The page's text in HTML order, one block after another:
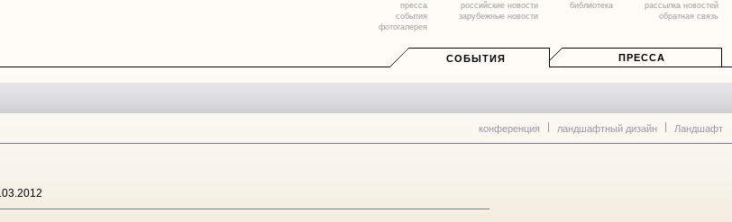
пресса
события
фотогалерея
российские новости
зарубежные новости
библиотека
рассылка новостей
обратная связь
СОБЫТИЯ ПРЕССА
конференция ландшафтный дизайн Ландшафт